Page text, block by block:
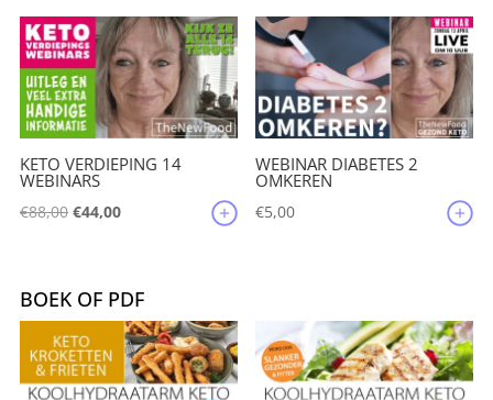
€209,85.€199,50.
KETO VERDIEPING 14
WEBINARS
€88,00 Oorspronkelijke
€88,00.
€44,00Huidige
€44,00.
WEBINAR DIABETES 2
OMKEREN
€5,00
BOEK OF PDF